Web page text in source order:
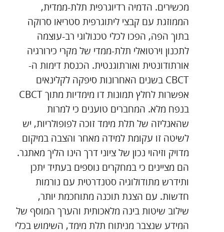
מכשירים. הדמיה רדיוגרפית תלת-ממדית,
הממוזגת עם קבצי ליתוגרפית סטריאו סרוקה
בתוך הפה, הפכו לכלי טכנולוגי רב-עוצמה
לתכנון וירטואלי תלת-ממדי של מקרי כירורגיה
אורתודונטית ואורתוגנטית. הכנסת דימות ה-
CBCT בשנים האחרונות סיפקה לקלינאים
אפשרות לחלץ תמונות דו מימדיות מתוך CBCT
בנפח מלא. המחברים טוענים כי למרות
שהאנליזה של תלת מימד זוכה לפופולריות, יש
לשיטה זו עקומת למידה מאחר והצבה במיקום
מדויק וזיהוי נכון של ציוני דרך הינו הליך מאתגר.
הם מציינים כי במחקרים נוספים בעתיד יתכן
ותידרש מתודולוגיה סטנדרטית עם נורמות
חדשות. עם הצגת תוכנה מתוחכמת יותר,
שילוב שיטות בינה מלאכותית והערך המוסף של
המידע שנצבר מניתוח תלת מימד, השימוש בכלי